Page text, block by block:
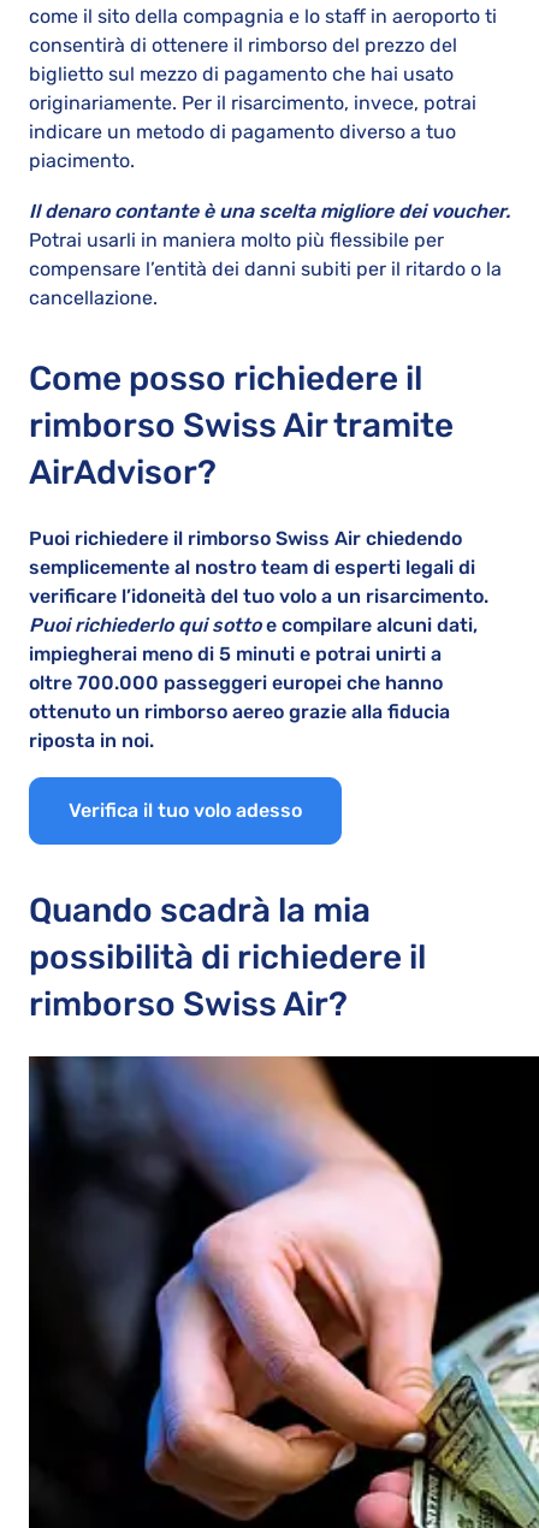
come il sito della compagnia e lo staff in aeroporto ti
consentirà di ottenere il rimborso del prezzo del
biglietto sul mezzo di pagamento che hai usato
originariamente. Per il risarcimento, invece, potrai
indicare un metodo di pagamento diverso a tuo
piacimento.
Il denaro contante è una scelta migliore dei voucher.
Potrai usarli in maniera molto più flessibile per
compensare l’entità dei danni subiti per il ritardo o la
cancellazione.
Come posso richiedere il
rimborso Swiss Air tramite
AirAdvisor?
Puoi richiedere il rimborso Swiss Air chiedendo
semplicemente al nostro team di esperti legali di
verificare l’idoneità del tuo volo a un risarcimento.
Puoi richiederlo qui sottoe compilare alcuni dati,
impiegherai meno di 5 minuti e potrai unirti a
oltre 700.000 passeggeri europei che hanno
ottenuto un rimborso aereo grazie alla fiducia
riposta in noi.
Verifica il tuo volo adesso
Quando scadrà la mia
possibilità di richiedere il
rimborso Swiss Air?